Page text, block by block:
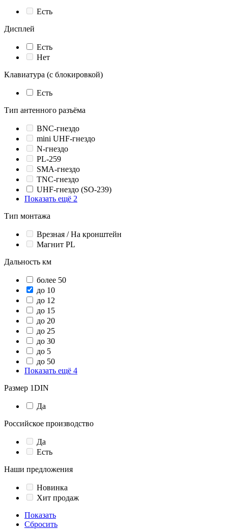
Есть
Дисплей
Есть
Нет
Клавиатура (с блокировкой)
Есть
Тип антенного разъёма
BNC-гнездо
mini UHF-гнездо
N-гнездо
PL-259
SMA-гнездо
TNC-гнездо
UHF-гнездо (SO-239)
Показать ещё 2
Тип монтажа
Врезная / На кронштейн
Магнит PL
Дальность км
более 50
до 10
до 12
до 15
до 20
до 25
до 30
до 5
до 50
Показать ещё 4
Размер 1DIN
Да
Российское производство
Да
Есть
Наши предложения
Новинка
Хит продаж
Показать
Сбросить